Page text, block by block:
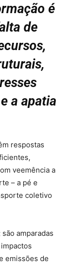
é
de
a apatia
respostas
veemência a
– a pé e
coletivo
amparadas
emissões de